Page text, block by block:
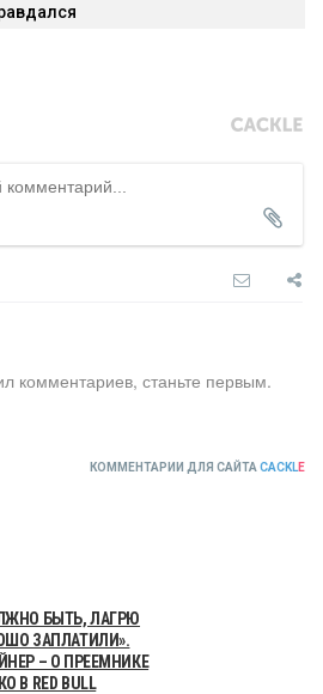
комментариев, станьте первым.
КОММЕНТАРИИ ДЛЯ САЙТА CACKLE
БЫТЬ, ЛАГРЮ
ЗАПЛАТИЛИ».
– О ПРЕЕМНИКЕ
В RED BULL